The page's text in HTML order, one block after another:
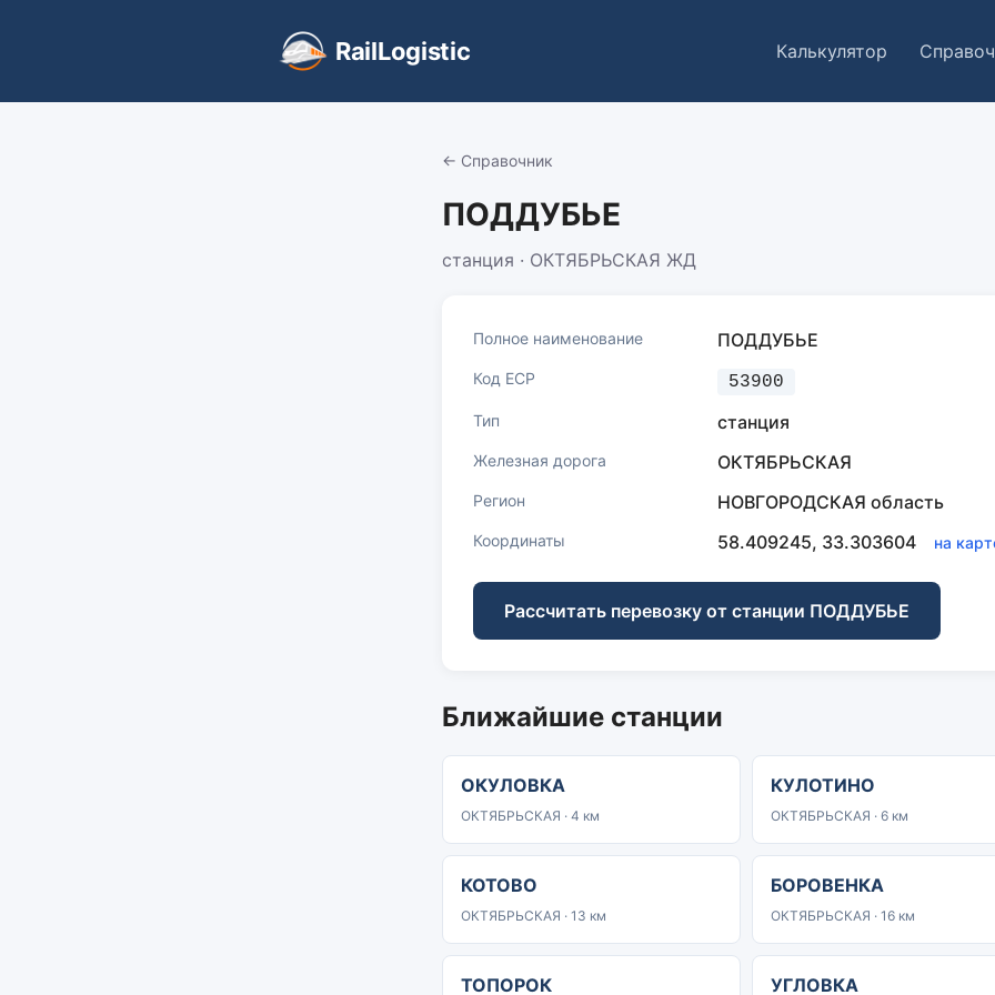
RailLogistic Калькулятор
← Справочник
ПОДДУБЬЕ
станция · ОКТЯБРЬСКАЯ ЖД
Полное наименование ПОДДУБЬЕ
Код ЕСР 53900
Тип станция
Железная дорога ОКТЯБРЬСКАЯ
Регион НОВГОРОДСКАЯ область
Координаты 58.409245, 33.303604 на
Рассчитать перевозку от станции ПОДДУБЬЕ
Ближайшие станции
ОКУЛОВКА
ОКТЯБРЬСКАЯ · 4 км
КУЛОТИНО
ОКТЯБРЬСКАЯ · 6 км
КОТОВО
ОКТЯБРЬСКАЯ · 13 км
БОРОВЕНКА
ОКТЯБРЬСКАЯ · 16 км
ТОПОРОК УГЛОВКА